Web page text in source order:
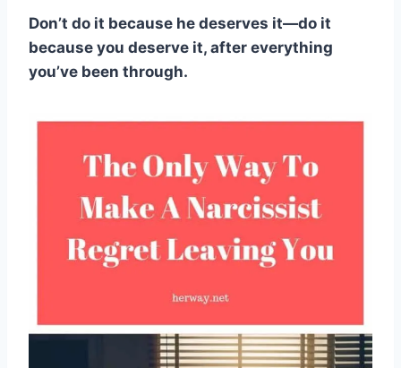
Don’t do it because he deserves it—do it
because you deserve it, after everything
you’ve been through.